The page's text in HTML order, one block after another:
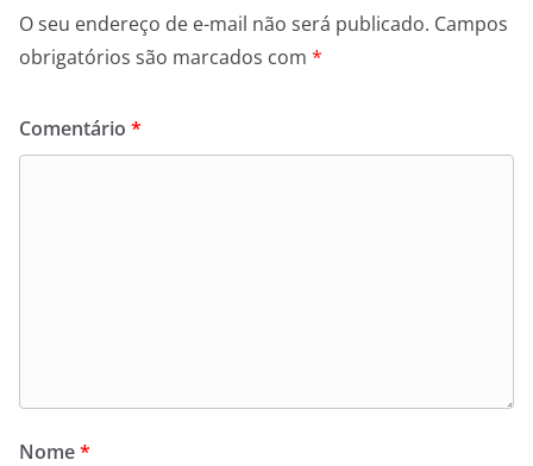
O seu endereço de e-mail não será publicado. Campos
obrigatórios são marcados com *
Comentário *
Nome*